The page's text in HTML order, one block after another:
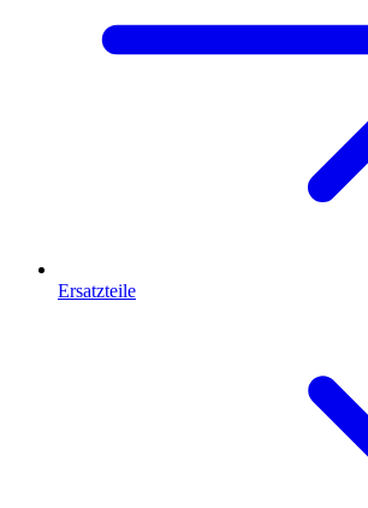
Ersatzteile